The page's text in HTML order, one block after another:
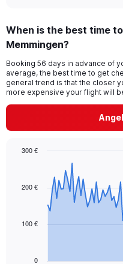
When is the best time
Memmingen?
Booking 56 days in advance of
average, the best time to get
general trend is that the closer
more expensive your flight will
data
The
0
100 €
200 €
300 €